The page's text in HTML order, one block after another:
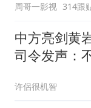
周哥一影视 314跟
中方亮剑黄
司令发声：
许侶很机智